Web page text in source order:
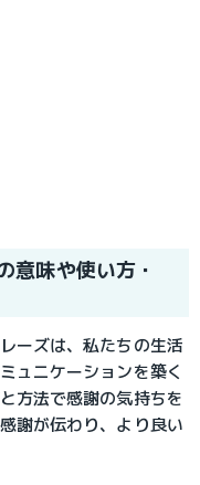
意味や使い方・
ーズは、私たちの生活
ュニケーションを築く
方法で感謝の気持ちを
謝が伝わり、より良い